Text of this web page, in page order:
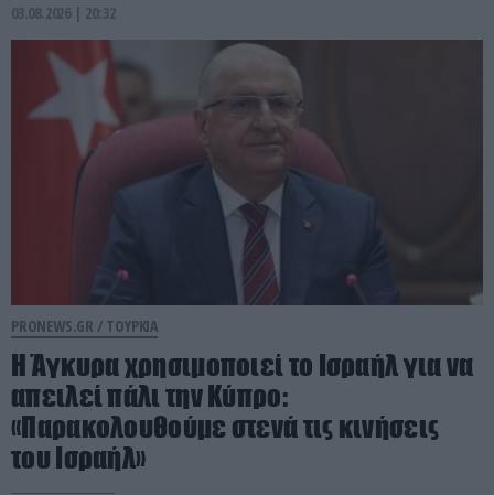
03.08.2026 | 20:32
PRONEWS.GR / ΤΟΥΡΚΙΑ
Η Άγκυρα χρησιμοποιεί το Ισραήλ για να
απειλεί πάλι την Κύπρο:
«Παρακολουθούμε στενά τις κινήσεις
του Ισραήλ»